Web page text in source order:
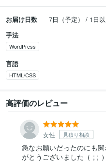
お届け日数
7日（予定） / 1日以
手法
WordPress
言語
HTML/CSS
高評価のレビュー
女性 見積り相談
急なお願いだったのにも
がとうございました（ ; ; ）